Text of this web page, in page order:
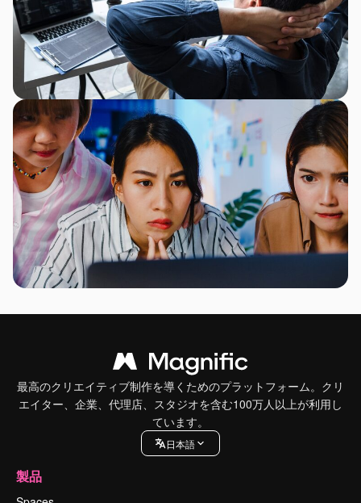
最高のクリエイティブ制作を導くためのプラットフォーム。クリ
エイター、企業、代理店、スタジオを含む100万人以上が利用し
ています。
日本語
製品